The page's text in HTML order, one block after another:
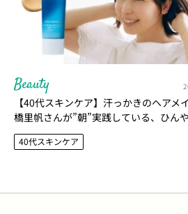
Beauty
【40代スキンケア】汗っかきのヘアメ
橋里帆さんが”朝”実践している、ひん
メ美容とは？
40代スキンケア